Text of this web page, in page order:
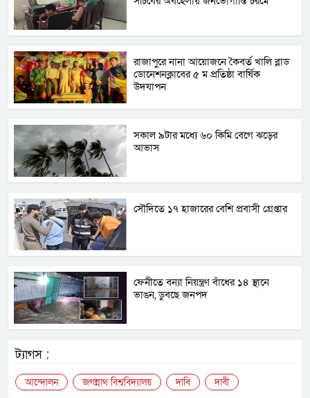
রাজাপুরে নানা আয়োজনে কৈবর্ত খালি ব্লাড
ডোনেশনক্লাবের ৫ ম প্রতিষ্ঠা বার্ষিক
উদযাপন
সকাল ৯টার মধ্যে ৬০ কিমি বেগে ঝড়ের
আভাস
সৌদিতে ১৭ হাজারের বেশি প্রবাসী গ্রেপ্তার
ফেনীতে বন্যা নিয়ন্ত্রণ বাঁধের ১৪ স্থানে
ভাঙন, ডুবছে জনপদ
ট্যাগস :
আন্দোলন জগন্নাথ বিশ্ববিদ্যালয় দাবি দাবী